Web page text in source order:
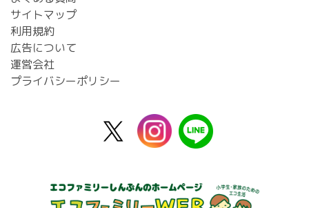
サイトマップ
利用規約
広告について
運営会社
プライバシーポリシー
instagram